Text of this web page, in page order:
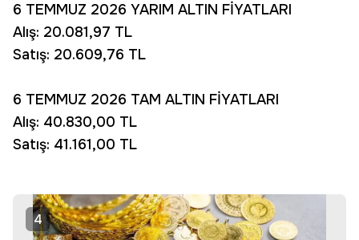
6 TEMMUZ 2026 YARIM ALTIN FİYATLARI
Alış: 20.081,97 TL
Satış: 20.609,76 TL
6 TEMMUZ 2026 TAM ALTIN FİYATLARI
Alış: 40.830,00 TL
Satış: 41.161,00 TL
4